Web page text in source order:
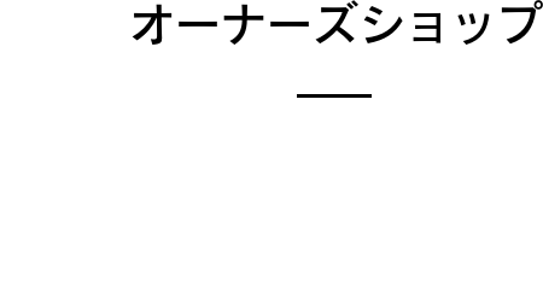
オーナーズショップ